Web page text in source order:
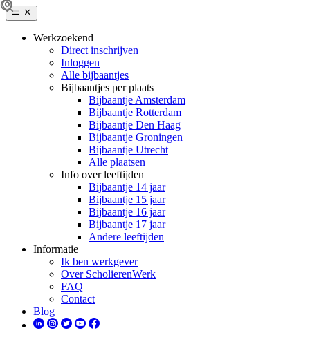
Werkzoekend
Direct inschrijven
Inloggen
Alle bijbaantjes
Bijbaantjes per plaats
Bijbaantje Amsterdam
Bijbaantje Rotterdam
Bijbaantje Den Haag
Bijbaantje Groningen
Bijbaantje Utrecht
Alle plaatsen
Info over leeftijden
Bijbaantje 14 jaar
Bijbaantje 15 jaar
Bijbaantje 16 jaar
Bijbaantje 17 jaar
Andere leeftijden
Informatie
Ik ben werkgever
Over ScholierenWerk
FAQ
Contact
Blog